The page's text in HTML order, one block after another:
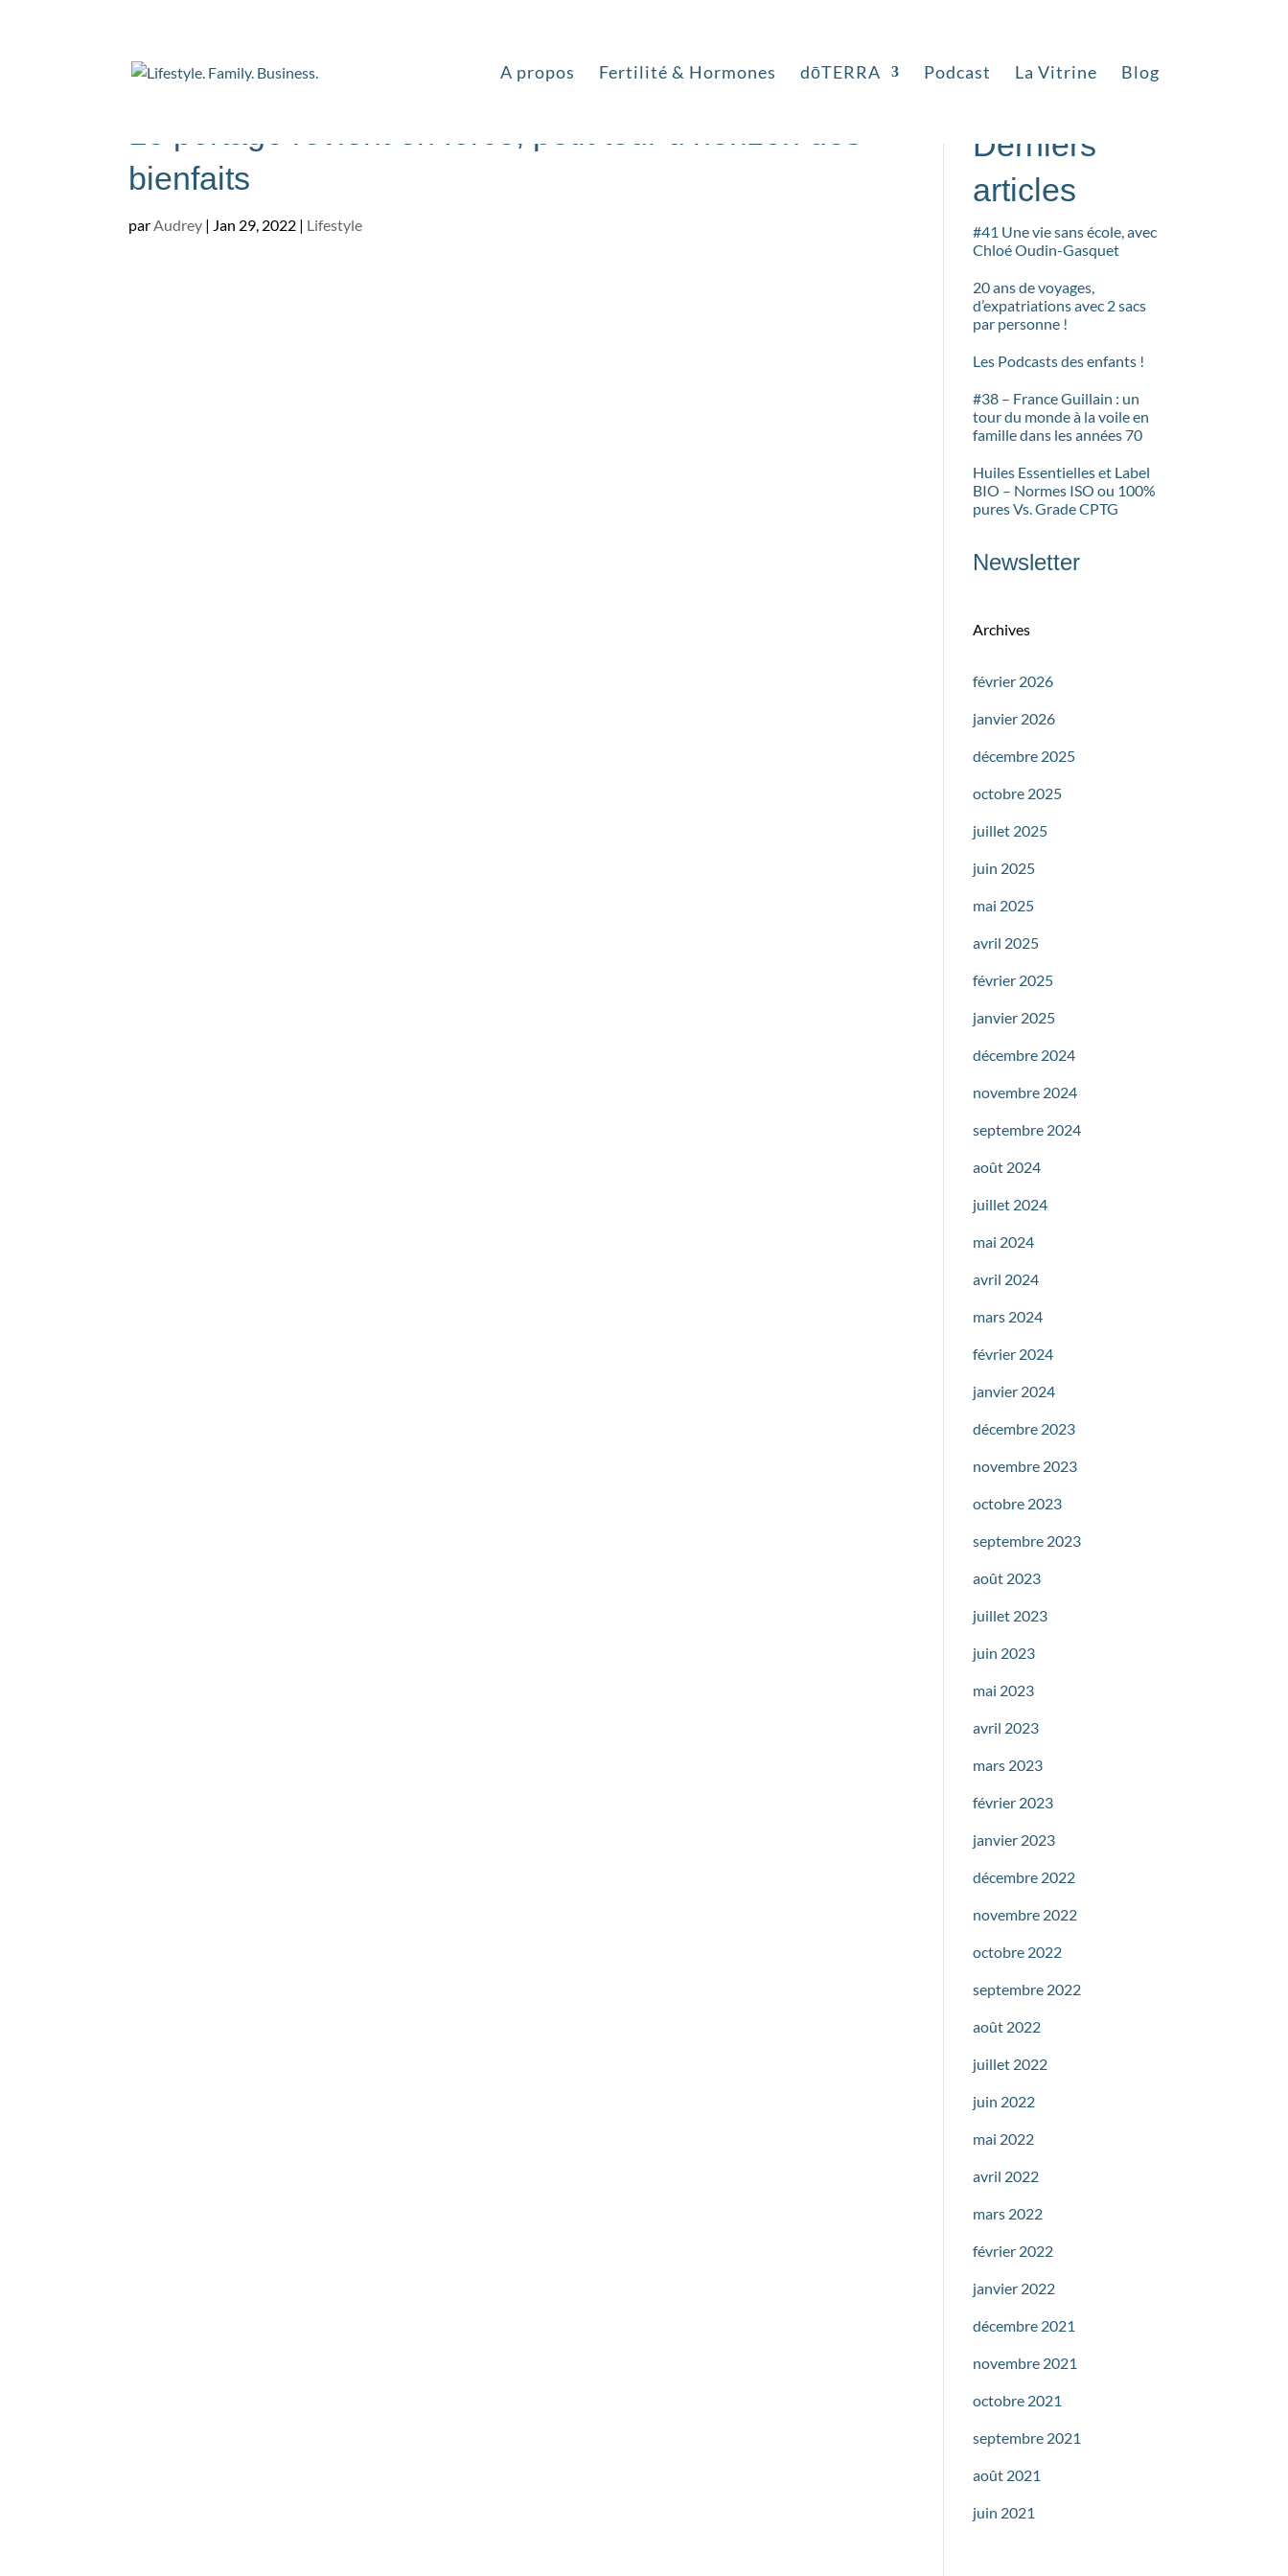
A propos Fertilité & Hormones dōTERRA Podcast La Vitrine Blog
bienfaits
parAudrey | Jan 29, 2022 | Lifestyle
Rechercher
Derniers
articles
#41 Une vie sans école, avec
Chloé Oudin-Gasquet
20 ans de voyages,
d’expatriations avec 2 sacs
par personne !
Les Podcasts des enfants !
#38 – France Guillain : un
tour du monde à la voile en
famille dans les années 70
Huiles Essentielles et Label
BIO – Normes ISO ou 100%
pures Vs. Grade CPTG
Newsletter
Archives
février 2026
janvier 2026
décembre 2025
octobre 2025
juillet 2025
juin 2025
mai 2025
avril 2025
février 2025
janvier 2025
décembre 2024
novembre 2024
septembre 2024
août 2024
juillet 2024
mai 2024
avril 2024
mars 2024
février 2024
janvier 2024
décembre 2023
novembre 2023
octobre 2023
septembre 2023
août 2023
juillet 2023
juin 2023
mai 2023
avril 2023
mars 2023
février 2023
janvier 2023
décembre 2022
novembre 2022
octobre 2022
septembre 2022
août 2022
juillet 2022
juin 2022
mai 2022
avril 2022
mars 2022
février 2022
janvier 2022
décembre 2021
novembre 2021
octobre 2021
septembre 2021
août 2021
juin 2021